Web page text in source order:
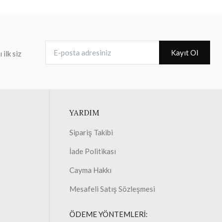
ilk siz
Kayıt Ol
YARDIM
Sipariş Takibi
İade Politikası
Cayma Hakkı
Mesafeli Satış Sözleşmesi
ÖDEME YÖNTEMLERİ: